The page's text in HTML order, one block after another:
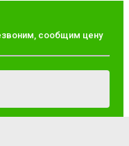
сообщим цену